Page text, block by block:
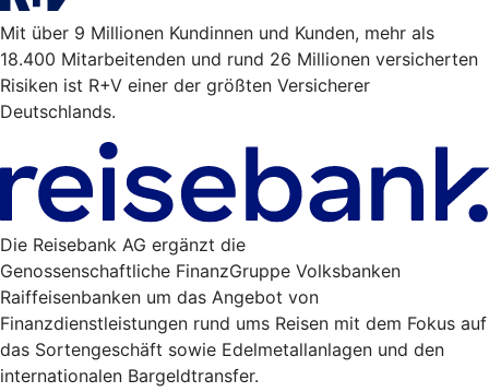
Mit über 9 Millionen Kundinnen und Kunden, mehr als
18.400 Mitarbeitenden und rund 26 Millionen versicherten
Risiken ist R+V einer der größten Versicherer
Deutschlands.
Die Reisebank AG ergänzt die
Genossenschaftliche FinanzGruppe Volksbanken
Raiffeisenbanken um das Angebot von
Finanzdienstleistungen rund ums Reisen mit dem Fokus auf
das Sortengeschäft sowie Edelmetallanlagen und den
internationalen Bargeldtransfer.